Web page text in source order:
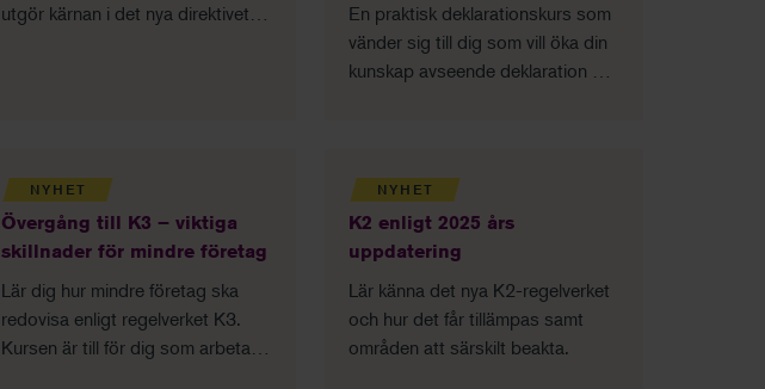
utgör kärnan i det nya direktivet
En praktisk deklarationskurs som
vänder sig till dig som vill öka din
kunskap avseende deklaration av
NYHET
Övergång till K3 – viktiga
skillnader för mindre företag
Lär dig hur mindre företag ska
redovisa enligt regelverket K3.
Kursen är till för dig som arbetar
NYHET
K2 enligt 2025 års
uppdatering
Lär känna det nya K2-regelverket
och hur det får tillämpas samt
områden att särskilt beakta.